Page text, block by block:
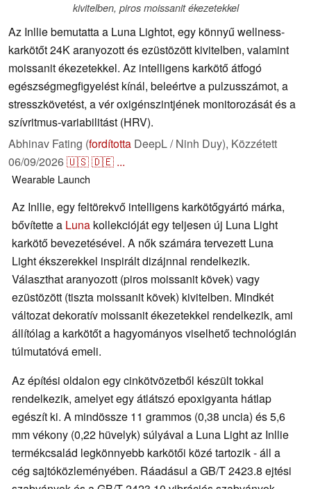
kivitelben, piros moissanit ékezetekkel
Az Inllie bemutatta a Luna Lightot, egy könnyű wellness-
karkötőt 24K aranyozott és ezüstözött kivitelben, valamint
moissanit ékezetekkel. Az intelligens karkötő átfogó
egészségmegfigyelést kínál, beleértve a pulzusszámot, a
stresszkövetést, a vér oxigénszintjének monitorozását és a
szívritmus-variabilitást (HRV).
Abhinav Fating (fordította DeepL / Ninh Duy), Közzétett
06/09/2026🇺🇸🇩🇪 ...
Wearable Launch
Az Inllie, egy feltörekvő intelligens karkötőgyártó márka,
bővítette a Luna kollekcióját egy teljesen új Luna Light
karkötő bevezetésével. A nők számára tervezett Luna
Light ékszerekkel inspirált dizájnnal rendelkezik.
Választhat aranyozott (piros moissanit kövek) vagy
ezüstözött (tiszta moissanit kövek) kivitelben. Mindkét
változat dekoratív moissanit ékezetekkel rendelkezik, ami
állítólag a karkötőt a hagyományos viselhető technológián
túlmutatóvá emeli.
Az építési oldalon egy cinkötvözetből készült tokkal
rendelkezik, amelyet egy átlátszó epoxigyanta hátlap
egészít ki. A mindössze 11 grammos (0,38 uncia) és 5,6
mm vékony (0,22 hüvelyk) súlyával a Luna Light az Inllie
termékcsalád legkönnyebb karkötői közé tartozik - áll a
cég sajtóközleményében. Ráadásul a GB/T 2423.8 ejtési